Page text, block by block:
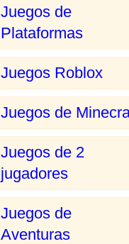
Juegos de
Plataformas
Juegos Roblox
Juegos de
Juegos de 2
jugadores
Juegos de
Aventuras